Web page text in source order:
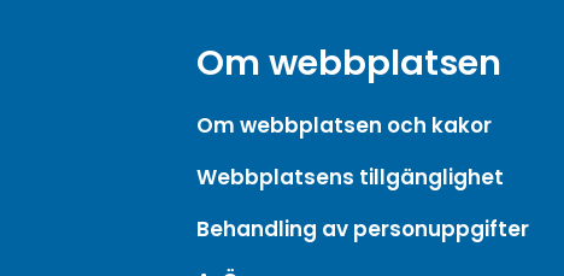
Om webbplatsen
Om webbplatsen och kakor
Webbplatsens tillgänglighet
Behandling av personuppgifter